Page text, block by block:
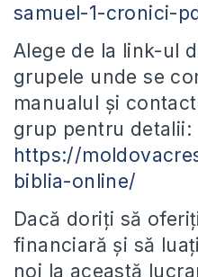
samuel-1-cronici-
Alege de la link-ul
grupele unde se
manualul și
grup pentru detalii:
https://
biblia-online/
Dacă doriți să
financiară și să
noi la această